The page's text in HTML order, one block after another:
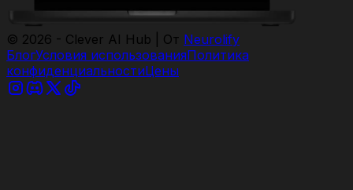
© 2026 - Clever AI Hub | От Neurolify
БлогУсловия использованияПолитика
конфиденциальностиЦены